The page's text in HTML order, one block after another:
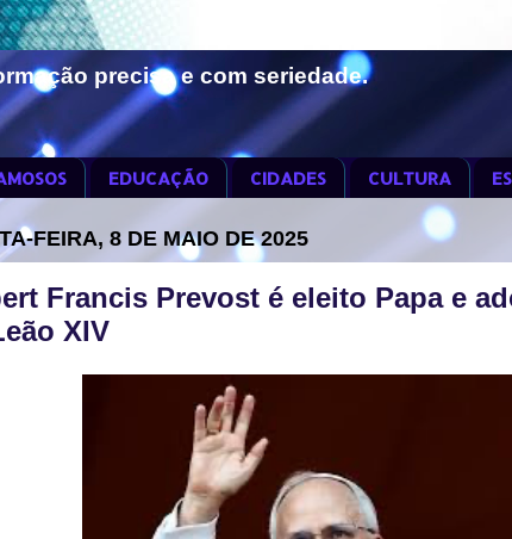
precisa e com seriedade.
EDUCAÇÃO CIDADES CULTURA
FEIRA, 8 DE MAIO DE 2025
Francis Prevost é eleito Papa e
XIV